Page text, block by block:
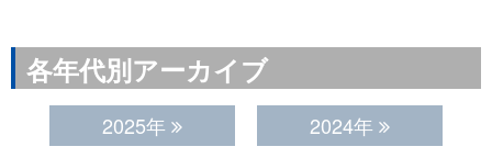
各年代別アーカイブ
2025年 2024年